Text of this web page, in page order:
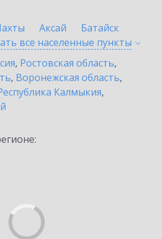
Аксай
Батайск
все населенные пункты
, Ростовская область,
, Воронежская область,
Калмыкия,